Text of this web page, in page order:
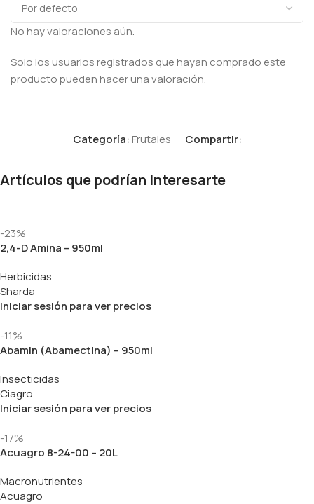
No hay valoraciones aún.
Solo los usuarios registrados que hayan comprado este
producto pueden hacer una valoración.
Categoría:Frutales Compartir:
Artículos que podrían interesarte
-23%
2,4-D Amina – 950ml
Herbicidas
Sharda
Iniciar sesión para ver precios
-11%
Abamin (Abamectina) – 950ml
Insecticidas
Ciagro
Iniciar sesión para ver precios
-17%
Acuagro 8-24-00 – 20L
Macronutrientes
Acuagro